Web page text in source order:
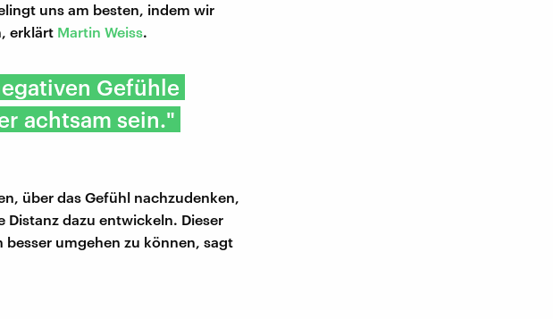
uns am besten, indem wir
erklärt Martin Weiss.
Gefühle
achtsam sein."
über das Gefühl nachzudenken,
dazu entwickeln. Dieser
umgehen zu können, sagt